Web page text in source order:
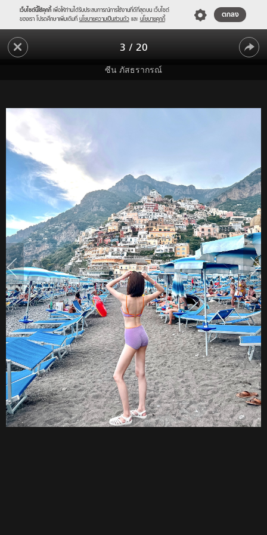
เว็บไซต์นี้ใช้คุกกี้ เพื่อให้ท่านได้รับประสบการณ์การใช้งานที่ดีที่สุดบน เว็บไซต์
ของเรา โปรดศึกษาเพิ่มเติมที่ นโยบายความเป็นส่วนตัว และ นโยบายคุกกี้
ตกลง
ขาว
จั๊วะ!
"ซีน
สลัด
คนาง
เอก
หวาน
นุ่ง
พีซ
อวด
หุ่น
แซ่
เวอร์
จั๊วะ!
ภัส
ลุ
คนาง
เอก
สาย
หวาน
นุ่ง
ทู
พีซ
อวด
หุ่น
แซ่
บ
เวอร์
3 / 20
ซีน ภัสธรากรณ์